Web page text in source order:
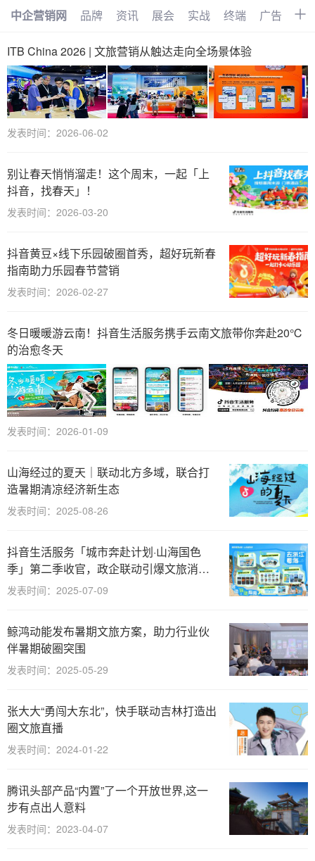
首页 品牌 资讯
实战 终端 广告 时尚
汽车 企业 电商 视频
搜索
创业 招商 职场 访谈
智能 大数据
中企营销网 品牌 资讯 展会 实战 终端 广告 时
ITB China 2026 | 文旅营销从触达走向全场景体验
发表时间：2026-06-02
别让春天悄悄溜走！这个周末，一起「上
抖音，找春天」！
发表时间：2026-03-20
抖音黄豆×线下乐园破圈首秀，超好玩新春
指南助力乐园春节营销
发表时间：2026-02-27
冬日暖暖游云南！抖音生活服务携手云南文旅带你奔赴20℃
的治愈冬天
发表时间：2026-01-09
山海经过的夏天｜联动北方多域，联合打
造暑期清凉经济新生态
发表时间：2025-08-26
抖音生活服务「城市奔赴计划·山海国色
季」第二季收官，政企联动引爆文旅消费
美学
发表时间：2025-07-09
鲸鸿动能发布暑期文旅方案，助力行业伙
伴暑期破圈突围
发表时间：2025-05-29
张大大“勇闯大东北”，快手联动吉林打造出
圈文旅直播
发表时间：2024-01-22
腾讯头部产品“内置”了一个开放世界,这一
步有点出人意料
发表时间：2023-04-07